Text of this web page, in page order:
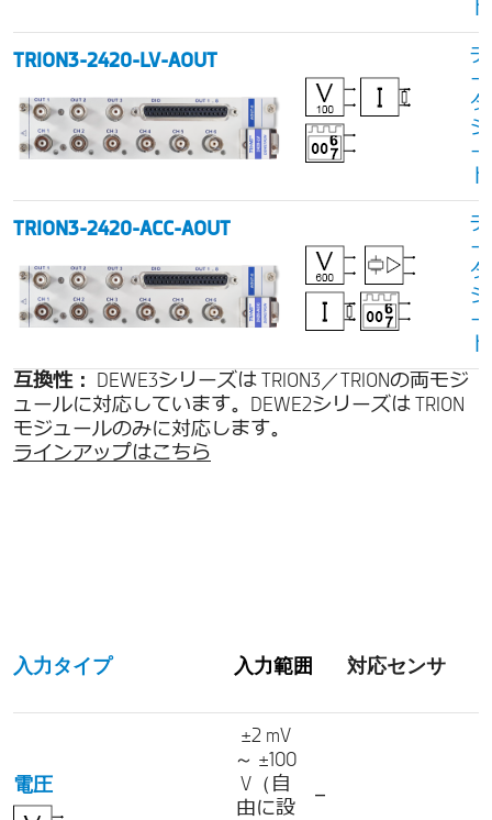
ト
TRION3-2420-LV-AOUT
デ
ー
タ
シ
ー
ト
TRION3-2420-ACC-AOUT
デ
ー
タ
シ
ー
ト
互換性：
DEWE3シリーズは TRION3／TRIONの両モジ
ュールに対応しています。DEWE2シリーズは TRION
モジュールのみに対応します。
ラインアップはこちら
入力タイプ 入力範囲 対応センサ
電圧
±2 mV
～ ±100
V（自
由に設
–